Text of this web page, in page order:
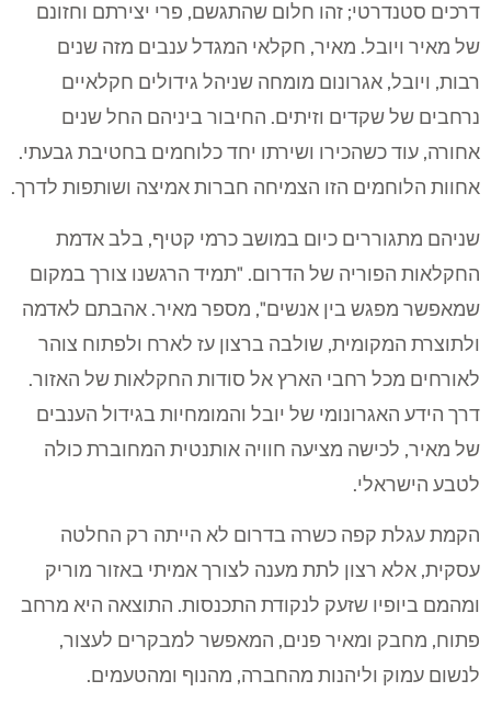
דרכים סטנדרטי; זהו חלום שהתגשם, פרי יצירתם וחזונם
של מאיר ויובל. מאיר, חקלאי המגדל ענבים מזה שנים
רבות, ויובל, אגרונום מומחה שניהל גידולים חקלאיים
נרחבים של שקדים וזיתים. החיבור ביניהם החל שנים
אחורה, עוד כשהכירו ושירתו יחד כלוחמים בחטיבת גבעתי.
אחוות הלוחמים הזו הצמיחה חברות אמיצה ושותפות לדרך.
שניהם מתגוררים כיום במושב כרמי קטיף, בלב אדמת
החקלאות הפוריה של הדרום. "תמיד הרגשנו צורך במקום
שמאפשר מפגש בין אנשים", מספר מאיר. אהבתם לאדמה
ולתוצרת המקומית, שולבה ברצון עז לארח ולפתוח צוהר
לאורחים מכל רחבי הארץ אל סודות החקלאות של האזור.
דרך הידע האגרונומי של יובל והמומחיות בגידול הענבים
של מאיר, לכישה מציעה חוויה אותנטית המחוברת כולה
לטבע הישראלי.
הקמת עגלת קפה כשרה בדרום לא הייתה רק החלטה
עסקית, אלא רצון לתת מענה לצורך אמיתי באזור מוריק
ומהמם ביופיו שזעק לנקודת התכנסות. התוצאה היא מרחב
פתוח, מחבק ומאיר פנים, המאפשר למבקרים לעצור,
לנשום עמוק וליהנות מהחברה, מהנוף ומהטעמים.